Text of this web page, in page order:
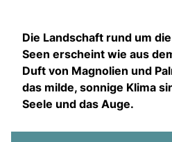
Die Landschaft rund um
Seen erscheint wie aus
Duft von Magnolien und
das milde, sonnige Klima
Seele und das Auge.